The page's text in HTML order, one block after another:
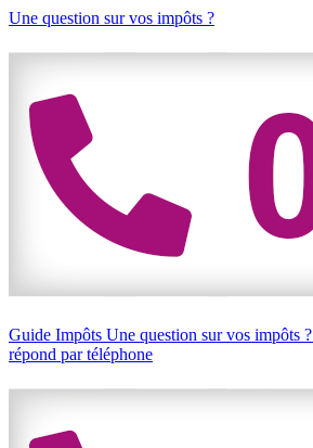
Une question sur vos impôts ?
Guide Impôts Une question sur vos impôts ?
répond par téléphone